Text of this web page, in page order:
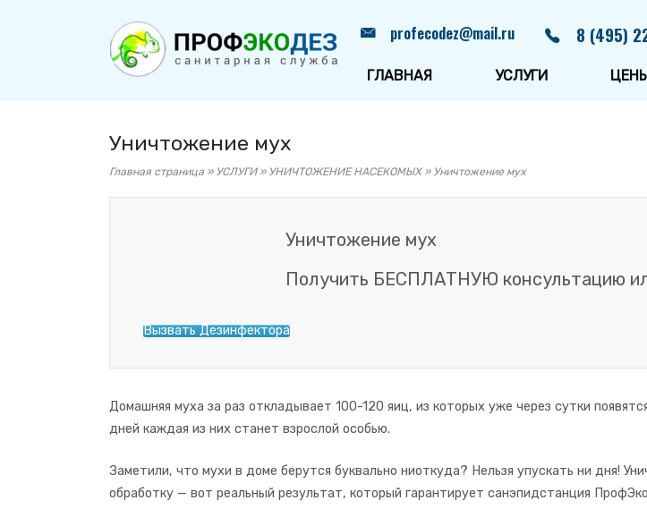
Главная profecodez@mail.ru 8 (495)
ГЛАВНАЯ УСЛУГИ
Уничтожение мух
Главная страница » УСЛУГИ» УНИЧТОЖЕНИЕ НАСЕКОМЫХ» Уничтожение мух
Уничтожение мух
Получить БЕСПЛАТНУЮ консультацию
Вызвать Дезинфектора
Домашняя муха за раз откладывает 100-120 яиц, из которых уже через сутки
дней каждая из них станет взрослой особью.
Заметили, что мухи в доме берутся буквально ниоткуда? Нельзя упускать ни дня!
обработку — вот реальный результат, который гарантирует санэпидстанция